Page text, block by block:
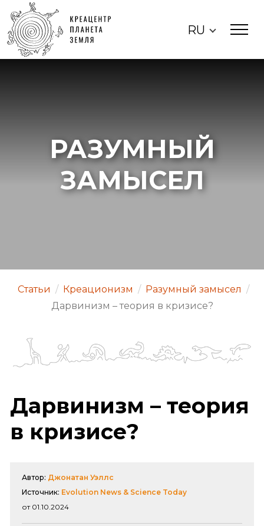
RU
РАЗУМНЫЙ
ЗАМЫСЕЛ
Статьи / Креационизм / Разумный замысел /
Дарвинизм – теория в кризисе?
Дарвинизм – теория
в кризисе?
Автор: Джонатан Уэллс
Источник: Evolution News & Science Today
от 01.10.2024